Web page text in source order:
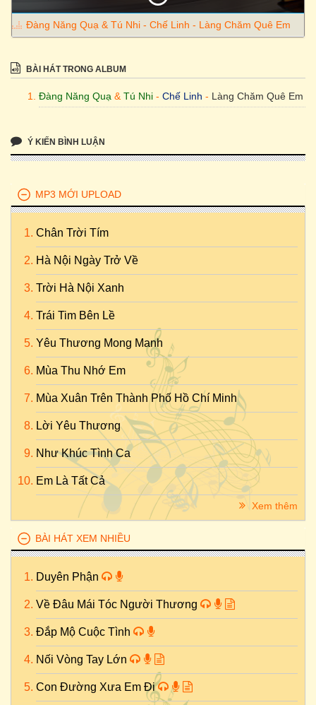
Đàng Năng Quạ & Tú Nhi - Chế Linh - Làng Chăm Quê Em
BÀI HÁT TRONG ALBUM
Đàng Năng Quạ & Tú Nhi - Chế Linh - Làng Chăm Quê Em
Ý KIẾN BÌNH LUẬN
MP3 MỚI UPLOAD
Chân Trời Tím
Hà Nội Ngày Trở Về
Trời Hà Nội Xanh
Trái Tim Bên Lề
Yêu Thương Mong Manh
Mùa Thu Nhớ Em
Mùa Xuân Trên Thành Phố Hồ Chí Minh
Lời Yêu Thương
Như Khúc Tình Ca
Em Là Tất Cả
Xem thêm
BÀI HÁT XEM NHIỀU
Duyên Phận
Về Đâu Mái Tóc Người Thương
Đắp Mộ Cuộc Tình
Nối Vòng Tay Lớn
Con Đường Xưa Em Đi